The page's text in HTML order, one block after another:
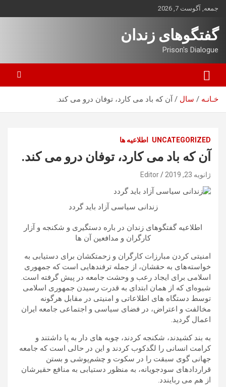
بروید
جمعه, آگوست 7, 2026
گفتگوهای زندان
Prison's Dialogue
خـانـه سال آن که باد می کارد، توفان درو می کند.‏
UNCATEGORIZED اطلاعیه ها
آن که باد می کارد، توفان درو می کند.‏
ژانویه 23, 2019 Editor
زندانی سیاسی آزاد باید گردد
اطلاعیه گفتگوهای زندان در باره دستگیری و شکنجه و آزار
کارگران و مدافعین آن ها
امنیتی کردن مبارزات کارگران و زحمتکشان برای دستیابی به
خواسته‌های به حقشان، از جمله ترفند‌هایی است که جمهوری
‌‏اسلامی ‏برای ایجاد رعب و وحشت جامعه در پیش گرفته است.
شیوه‌ای که از همان ابتدای به قدرت رسیدن جمهوری ‌‏اسلامی
‏توسط دستگاه های اطلاعاتی و امنیتی در مقابل هرگونه
مخالفت و اعتراض، در فضای سیاسی و اجتماعی جامعه ایران
‌‏اعمال گردید.‎
به بند کشیدند، شکنجه کردند، چوبه های دار به پا داشتند و
کرامت انسانی ‌‏را لگدکوب کردند و این در حالی است که ‏جامعه
جهانی گوی سبقت را در سکوت و چشم‌پوشی و بستن
قراردادهای سودجویانه، به منظور دستیابی به منافع ‏حقیرشان
از هم می‌ ربایندد. ‏